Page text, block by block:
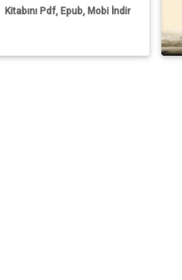
Kitabını Pdf, Epub, Mobi İndir